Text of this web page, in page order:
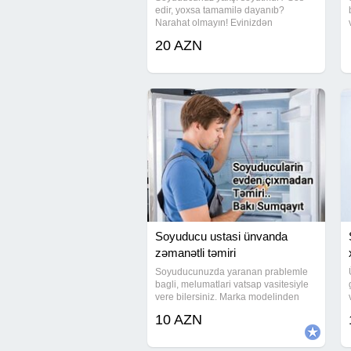
edir, yoxsa tamamilə dayanıb?
Narahat olmayın! Evinizdən
göstəririk. ​Göstərilən Xidmətlər: ​Frion
20 AZN
Soyuducu ustasi ünvanda
zəmanətli təmiri
Soyuducunuzda yaranan prablemle
bagli, melumatlari vatsap vasitesiyle
vere bilersiniz. Marka modelinden
temirine baxilir. Unvana gelirik.
Gorulen islere zemanet verilir. (Wehid
10 AZN